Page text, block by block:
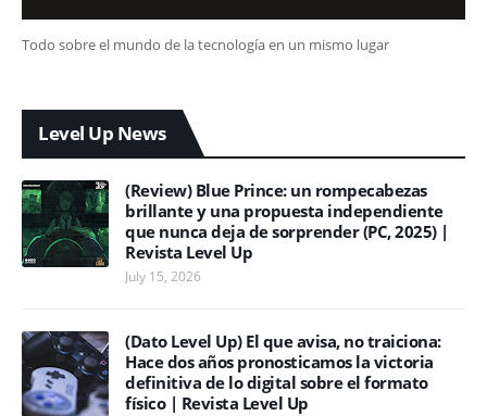
Todo sobre el mundo de la tecnología en un mismo lugar
Level Up News
(Review) Blue Prince: un rompecabezas
brillante y una propuesta independiente
que nunca deja de sorprender (PC, 2025) |
Revista Level Up
July 15, 2026
(Dato Level Up) El que avisa, no traiciona:
Hace dos años pronosticamos la victoria
definitiva de lo digital sobre el formato
físico | Revista Level Up